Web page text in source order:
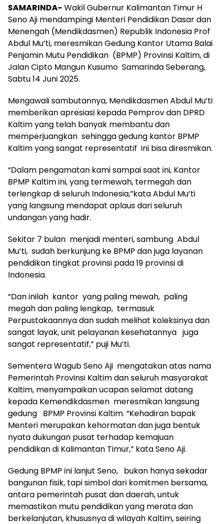
SAMARINDA- Wakil Gubernur Kalimantan Timur H
Seno Aji mendampingi Menteri Pendidikan Dasar dan
Menengah (Mendikdasmen) Republik Indonesia Prof
Abdul Mu’ti, meresmikan Gedung Kantor Utama Balai
Penjamin Mutu Pendidikan (BPMP) Provinsi Kaltim, di
Jalan Cipto Mangun Kusumo Samarinda Seberang,
Sabtu 14 Juni 2025.
Mengawali sambutannya, Mendikdasmen Abdul Mu’ti
memberikan apresiasi kepada Pemprov dan DPRD
Kaltim yang telah banyak membantu dan
memperjuangkan sehingga gedung kantor BPMP
Kaltim yang sangat representatif ini bisa diresmikan.
“Dalam pengamatan kami sampai saat ini, Kantor
BPMP Kaltim ini, yang termewah, termegah dan
terlengkap di seluruh Indonesia,”kata Abdul Mu’ti
yang langsung mendapat aplaus dari seluruh
undangan yang hadir.
Sekitar 7 bulan menjadi menteri, sambung Abdul
Mu’ti, sudah berkunjung ke BPMP dan juga layanan
pendidikan tingkat provinsi pada 19 provinsi di
Indonesia.
“Dan inilah kantor yang paling mewah, paling
megah dan paling lengkap, termasuk
Perpustakaannya dan sudah melihat koleksinya dan
sangat layak, unit pelayanan kesehatannya juga
sangat representatif,” puji Mu’ti.
Sementera Wagub Seno Aji mengatakan atas nama
Pemerintah Provinsi Kaltim dan seluruh masyarakat
Kaltim, menyampaikan ucapan selamat datang
kepada Kemendikdasmen meresmikan langsung
gedung BPMP Provinsi Kaltim. “Kehadiran bapak
Menteri merupakan kehormatan dan juga bentuk
nyata dukungan pusat terhadap kemajuan
pendidikan di Kalimantan Timur,” kata Seno Aji.
Gedung BPMP ini lanjut Seno, bukan hanya sekadar
bangunan fisik, tapi simbol dari komitmen bersama,
antara pemerintah pusat dan daerah, untuk
memastikan mutu pendidikan yang merata dan
berkelanjutan, khususnya di wilayah Kaltim, seiring